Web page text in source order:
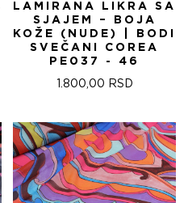
LAMIRANA LIKRA SA
SJAJEM – BOJA
KOŽE (NUDE) | BODI
SVEČANI COREA
PE037 - 46
1.800,00 RSD